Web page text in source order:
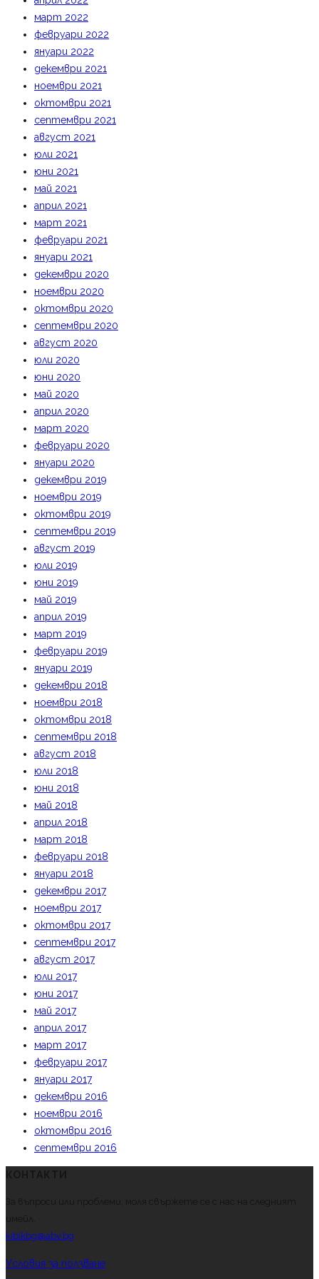
март 2022
февруари 2022
януари 2022
декември 2021
ноември 2021
октомври 2021
септември 2021
август 2021
юли 2021
юни 2021
май 2021
април 2021
март 2021
февруари 2021
януари 2021
декември 2020
ноември 2020
октомври 2020
септември 2020
август 2020
юли 2020
юни 2020
май 2020
април 2020
март 2020
февруари 2020
януари 2020
декември 2019
ноември 2019
октомври 2019
септември 2019
август 2019
юли 2019
юни 2019
май 2019
април 2019
март 2019
февруари 2019
януари 2019
декември 2018
ноември 2018
октомври 2018
септември 2018
август 2018
юли 2018
юни 2018
май 2018
април 2018
март 2018
февруари 2018
януари 2018
декември 2017
ноември 2017
октомври 2017
септември 2017
август 2017
юли 2017
юни 2017
май 2017
април 2017
март 2017
февруари 2017
януари 2017
декември 2016
ноември 2016
октомври 2016
септември 2016
За въпроси или проблеми, моля свържете се с нас на следният
имейл.
kibikbg@abv.bg
Условия за ползване